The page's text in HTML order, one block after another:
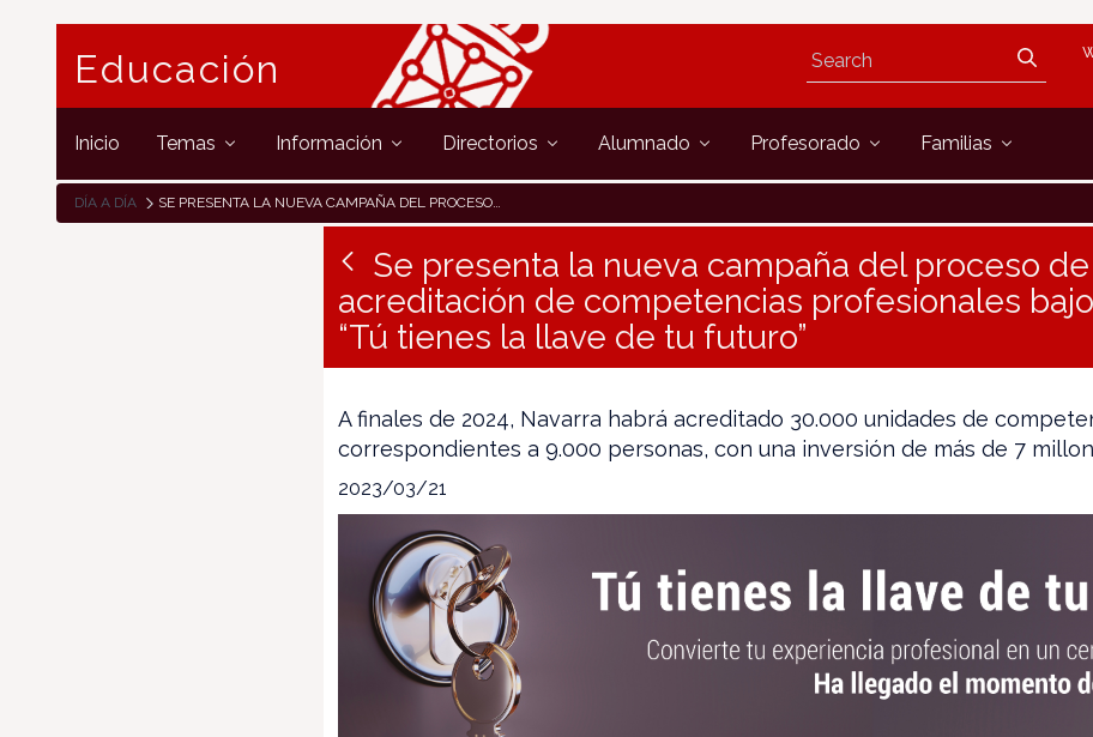
Educación
Inicio Temas Información Directorios Alumnado Profesorado Familias
DÍA A DÍA SE PRESENTA LA NUEVA CAMPAÑA DEL PROCESO DE ACREDITACIÓN DE COMPETENCIAS PROFESIONALES BAJO EL LEMA “TÚ TIENES LA LLAVE DE TU FUTURO”
Se presenta la nueva campaña del proceso de
acreditación de competencias profesionales
“Tú tienes la llave de tu futuro”
A finales de 2024, Navarra habrá acreditado 30.000 unidades de
correspondientes a 9.000 personas, con una inversión de más de 7
2023/03/21